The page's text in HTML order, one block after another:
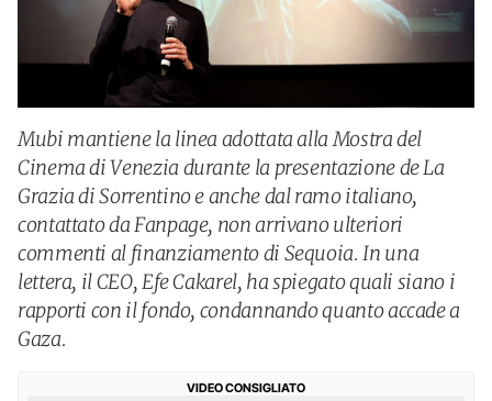
Mubi mantiene la linea adottata alla Mostra del
Cinema di Venezia durante la presentazione de La
Grazia di Sorrentino e anche dal ramo italiano,
contattato da Fanpage, non arrivano ulteriori
commenti al finanziamento di Sequoia. In una
lettera, il CEO, Efe Cakarel, ha spiegato quali siano i
rapporti con il fondo, condannando quanto accade a
Gaza.
VIDEO CONSIGLIATO